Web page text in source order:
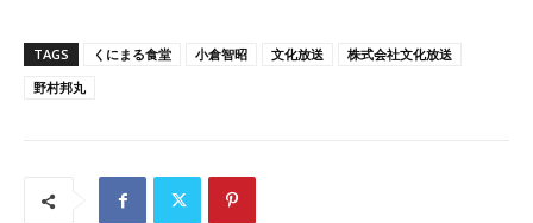
TAGS くにまる食堂 小倉智昭 文化放送
株式会社文化放送
野村邦丸